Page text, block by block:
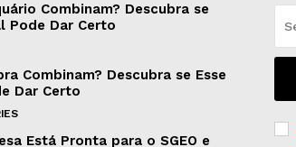
Combinam? Descubra se
Pode Dar Certo
Combinam? Descubra se Esse
Dar Certo
Está Pronta para o SGEO e